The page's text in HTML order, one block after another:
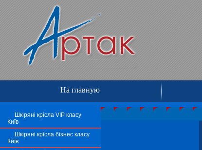
На главную
Шкіряні крісла VIP класу
Київ
Шкіряні крісла бізнес класу
Київ